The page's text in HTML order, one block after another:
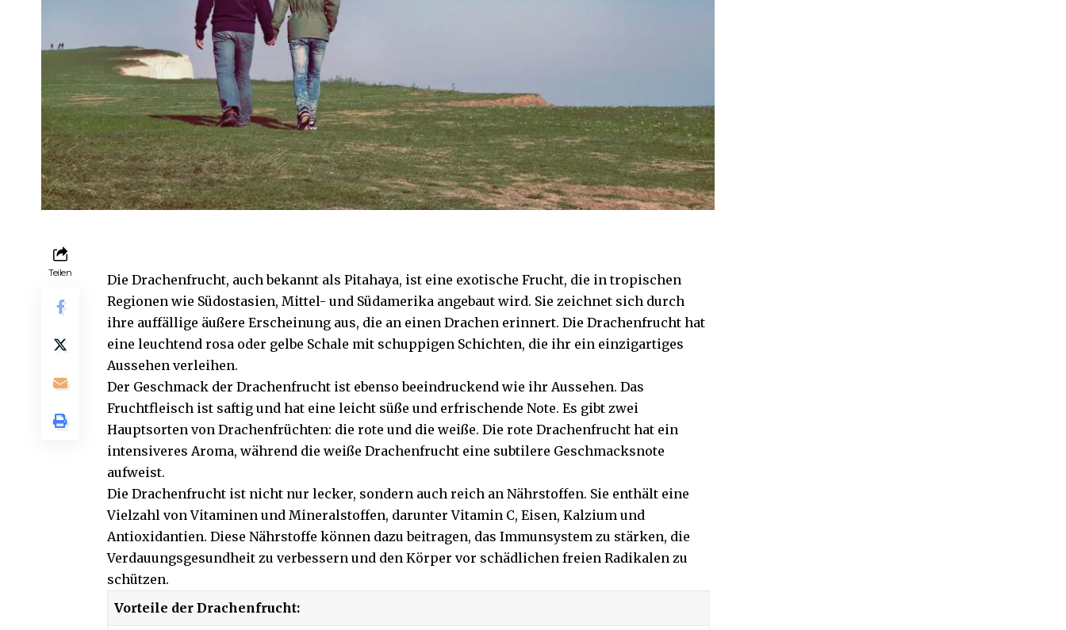
Teilen
Die Drachenfrucht, auch bekannt als Pitahaya, ist eine exotische Frucht, die in tropischen
Regionen wie Südostasien, Mittel- und Südamerika angebaut wird. Sie zeichnet sich durch
ihre auffällige äußere Erscheinung aus, die an einen Drachen erinnert. Die Drachenfrucht hat
eine leuchtend rosa oder gelbe Schale mit schuppigen Schichten, die ihr ein einzigartiges
Aussehen verleihen.
Der Geschmack der Drachenfrucht ist ebenso beeindruckend wie ihr Aussehen. Das
Fruchtfleisch ist saftig und hat eine leicht süße und erfrischende Note. Es gibt zwei
Hauptsorten von Drachenfrüchten: die rote und die weiße. Die rote Drachenfrucht hat ein
intensiveres Aroma, während die weiße Drachenfrucht eine subtilere Geschmacksnote
aufweist.
Die Drachenfrucht ist nicht nur lecker, sondern auch reich an Nährstoffen. Sie enthält eine
Vielzahl von Vitaminen und Mineralstoffen, darunter Vitamin C, Eisen, Kalzium und
Antioxidantien. Diese Nährstoffe können dazu beitragen, das Immunsystem zu stärken, die
Verdauungsgesundheit zu verbessern und den Körper vor schädlichen freien Radikalen zu
schützen.
Vorteile der Drachenfrucht: